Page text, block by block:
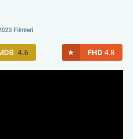
Filmleri
4.6 ★ FHD 4.8